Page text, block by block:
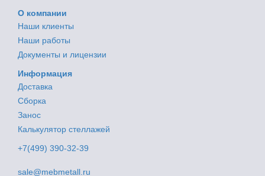
О компании
Наши клиенты
Наши работы
Документы и лицензии
Информация
Доставка
Сборка
Занос
Калькулятор стеллажей
+7(499) 390-32-39
sale@mebmetall.ru